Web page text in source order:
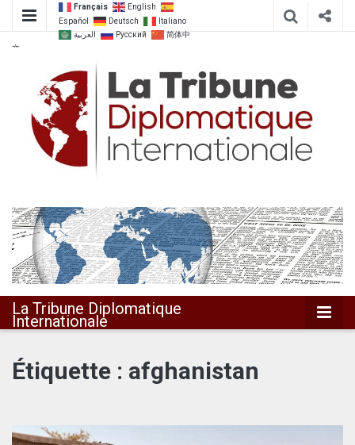
Français
English
Español
Deutsch
Italiano
العربية
Русский
简体中
文
La Tribune
Diplomatique
Internationale
La Tribune Diplomatique
Internationale
Étiquette : afghanistan